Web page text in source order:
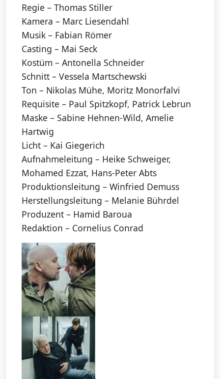
Regie – Thomas Stiller
Kamera – Marc Liesendahl
Musik – Fabian Römer
Casting – Mai Seck
Kostüm – Antonella Schneider
Schnitt – Vessela Martschewski
Ton – Nikolas Mühe, Moritz Monorfalvi
Requisite – Paul Spitzkopf, Patrick Lebrun
Maske – Sabine Hehnen-Wild, Amelie
Hartwig
Licht – Kai Giegerich
Aufnahmeleitung – Heike Schweiger,
Mohamed Ezzat, Hans-Peter Abts
Produktionsleitung – Winfried Demuss
Herstellungsleitung – Melanie Bührdel
Produzent – Hamid Baroua
Redaktion – Cornelius Conrad